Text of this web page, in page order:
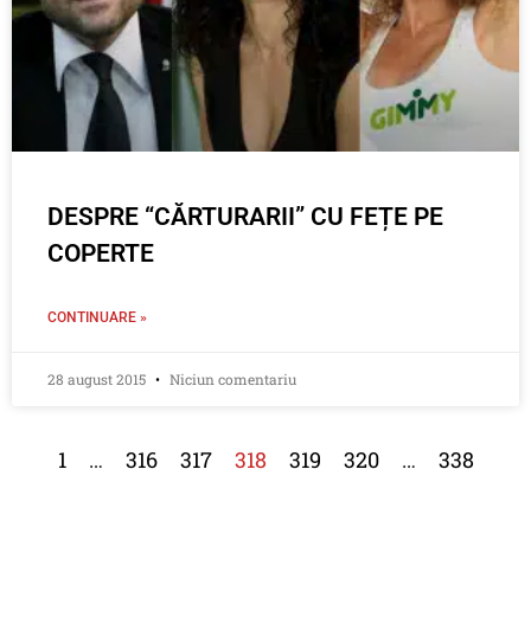
DESPRE “CĂRTURARII” CU FEȚE PE
COPERTE
CONTINUARE »
28 august 2015 Niciun comentariu
1 … 316 317 318 319 320 … 338